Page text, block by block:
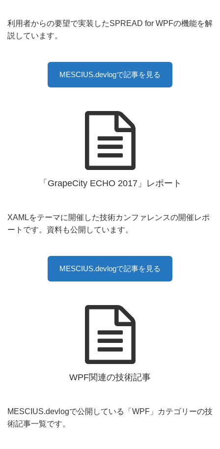
利用者からの要望で実装したSPREAD for WPFの機能を解
説しています。
MESCIUS.devlogで記事を見る
「GrapeCity ECHO 2017」レポート
XAMLをテーマに開催した技術カンファレンスの開催レポ
ートです。資料も公開しています。
MESCIUS.devlogで記事を見る
WPF関連の技術記事
MESCIUS.devlogで公開している「WPF」カテゴリーの技
術記事一覧です。